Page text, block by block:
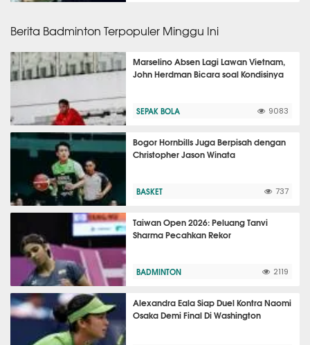
Berita Badminton Terpopuler Minggu Ini
Marselino Absen Lagi Lawan Vietnam,
John Herdman Bicara soal Kondisinya
SEPAK BOLA 9083
Bogor Hornbills Juga Berpisah dengan
Christopher Jason Winata
BASKET 737
Taiwan Open 2026: Peluang Tanvi
Sharma Pecahkan Rekor
BADMINTON 2119
Alexandra Eala Siap Duel Kontra Naomi
Osaka Demi Final Di Washington